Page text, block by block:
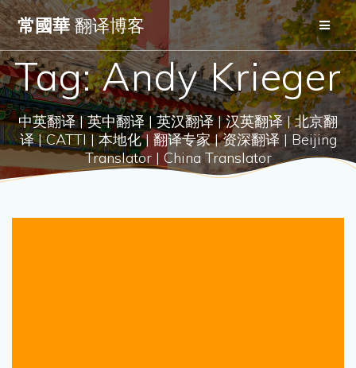
Skip
to
content
常國華翻译博客
Tag:Andy Krieger
中英翻译 | 英中翻译 | 英汉翻译 | 汉英翻译 | 北京翻
译 | CATTI | 本地化 | 翻译专家 | 资深翻译 | Beijing
Translator | China Translator